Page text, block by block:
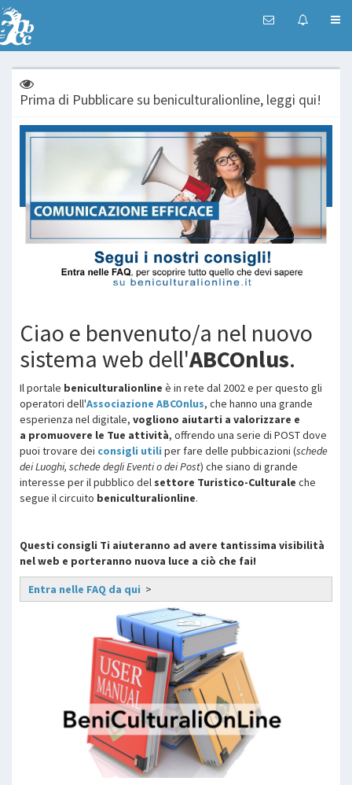
Prima di Pubblicare su beniculturalionline, leggi qui!
Ciao e benvenuto/a nel nuovo
sistema web dell'ABCOnlus.
Il portale beniculturalionline è in rete dal 2002 e per questo gli
operatori dell'Associazione ABCOnlus, che hanno una grande
esperienza nel digitale, vogliono aiutarti a valorizzare e
a promuovere le Tue attività, offrendo una serie di POST dove
puoi trovare dei consigli utili per fare delle pubbicazioni (schede
dei Luoghi, schede degli Eventi o dei Post) che siano di grande
interesse per il pubblico del settore Turistico-Culturale che
segue il circuito beniculturalionline.
Questi consigli Ti aiuteranno ad avere tantissima visibilità
nel web e porteranno nuova luce a ciò che fai!
Entra nelle FAQ da qui >